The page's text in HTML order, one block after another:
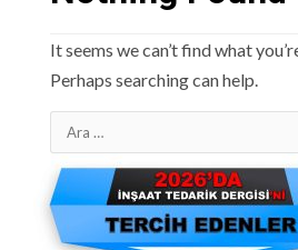
It seems we can’t find what
Perhaps searching can help.
Arama: